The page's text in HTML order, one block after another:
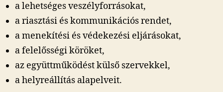
a lehetséges veszélyforrásokat,
a riasztási és kommunikációs rendet,
a menekítési és védekezési eljárásokat,
a felelősségi köröket,
az együttműködést külső szervekkel,
a helyreállítás alapelveit.